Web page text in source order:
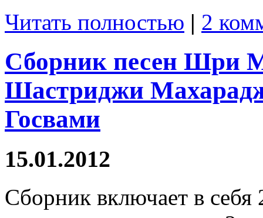
Читать полностью | 2
Сборник песен Шри
Шастриджи
Госвами
15.01.2012
Сборник включает в себя